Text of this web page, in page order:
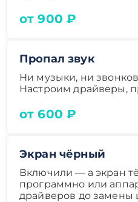
от 900 ₽
Пропал звук
Ни музыки, ни
Настроим драйверы,
от 600 ₽
Экран чёрный
Включили — а экран
программно или
драйверов до замены